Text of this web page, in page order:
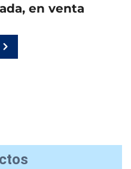
en venta